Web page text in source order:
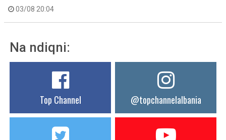
03/08 20:04
Na ndiqni:
Top Channel @topchannelalbania